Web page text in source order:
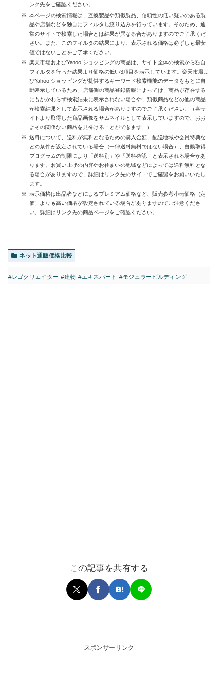
ンク先をご確認ください。
本ページの検索情報は、互換製品や類似製品、信頼性の低い疑いのある製
品や店舗などを独自にフィルタし絞り込みを行っています。そのため、通
常のサイトで検索した場合とは結果が異なる合がありますのでご了承くだ
さい。また、このフィルタの結果により、表示される価格は必ずしも最安
値ではないことをご了承ください。
楽天市場およびYahoo!ショッピングの商品は、サイト全体の検索から独自
フィルタを行った結果より価格の低い3項目を表示しています。楽天市場よ
びYahoo!ショッピングが提供するキーワード検索機能のデータをもとに自
動表示しているため、店舗側の商品登録情報によっては、商品が存在する
にもかかわらず検索結果に表示されない場合や、類似商品などの他の商品
が検索結果として表示される場合がありますのでご了承ください。（各サ
イトより取得した商品画像をサムネイルとして表示していますので、おお
よその関係ない商品を見分けることができます。）
送料について、送料が無料となるための購入金額、配送地域や会員特典な
どの条件が設定されている場合（一律送料無料ではない場合）、自動取得
プログラムの制限により「送料別」や「送料確認」と表示される場合があ
ります。お買い上げの内容やお住まいの地域などによっては送料無料とな
る場合がありますので、詳細はリンク先のサイトでご確認をお願いいたし
ます。
表示価格は出品者などによるプレミアム価格など、販売参考小売価格（定
価）よりも高い価格が設定されている場合がありますのでご注意くださ
い。詳細はリンク先の商品ページをご確認ください。
ネット通販価格比較
#レゴクリエイター #建物 #エキスパート #モジュラービルディング
この記事を共有する
スポンサーリンク